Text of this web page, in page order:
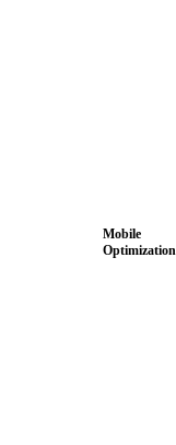
Mobile
Optimization